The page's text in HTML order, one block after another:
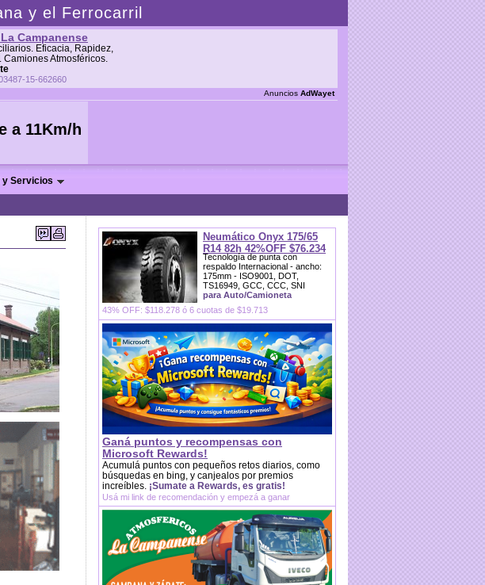
y el Ferrocarril
Campanense
Eficacia, Rapidez,
Camiones Atmosféricos.
15-662660
Anuncios AdWayet
y Servicios
Neumático Onyx 175/65
R14 82h 42%OFF $76.234
Tecnología de punta con
respaldo Internacional - ancho:
175mm - ISO9001, DOT,
TS16949, GCC, CCC, SNI
para Auto/Camioneta
43% OFF: $118.278 ó 6 cuotas de $19.713
Ganá puntos y recompensas con
Microsoft Rewards!
Acumulá puntos con pequeños retos diarios, como
búsquedas en bing, y canjealos por premios
increíbles. ¡Sumate a Rewards, es gratis!
Usá mi link de recomendación y empezá a ganar